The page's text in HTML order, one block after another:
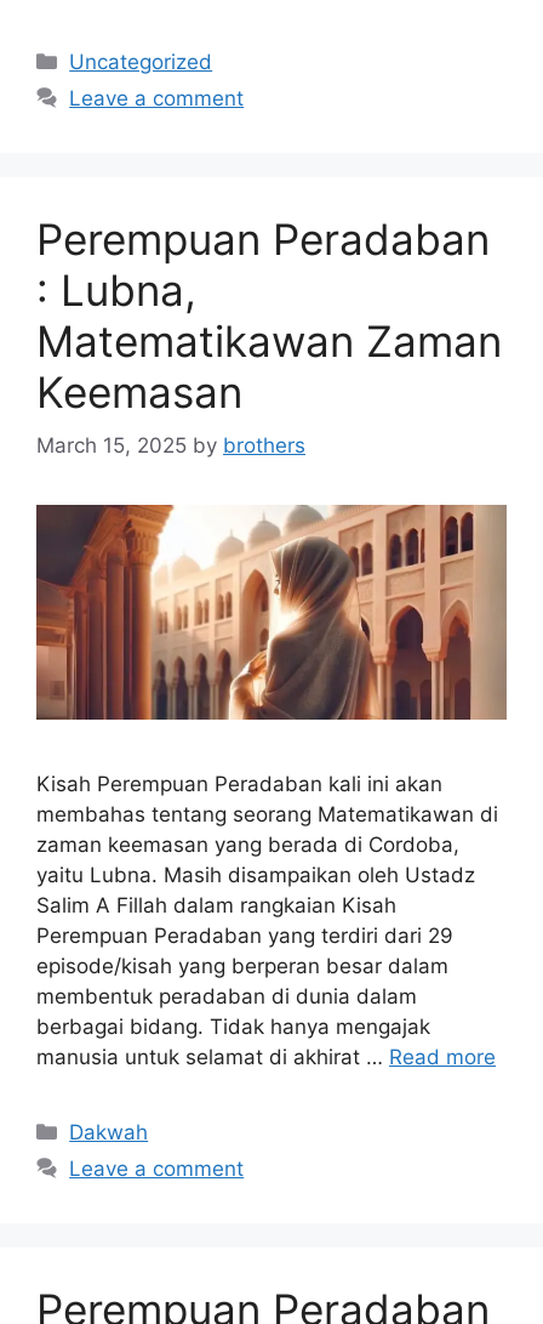
Categories
Uncategorized
Leave a comment
Perempuan Peradaban
: Lubna,
Matematikawan Zaman
Keemasan
March 15, 2025 by brothers
Kisah Perempuan Peradaban kali ini akan
membahas tentang seorang Matematikawan di
zaman keemasan yang berada di Cordoba,
yaitu Lubna. Masih disampaikan oleh Ustadz
Salim A Fillah dalam rangkaian Kisah
Perempuan Peradaban yang terdiri dari 29
episode/kisah yang berperan besar dalam
membentuk peradaban di dunia dalam
berbagai bidang. Tidak hanya mengajak
manusia untuk selamat di akhirat … Read more
Categories
Dakwah
Leave a comment
Perempuan Peradaban